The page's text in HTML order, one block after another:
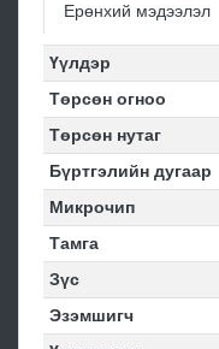
Ерөнхий мэдээлэл
Үүлдэр
Төрсөн огноо
Төрсөн нутаг
Бүртгэлийн дугаар
Микрочип
Тамга
Зүс
Эзэмшигч